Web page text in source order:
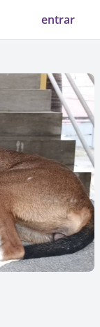
entrar